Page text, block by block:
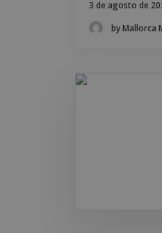
3 de agosto de
by Mallorca